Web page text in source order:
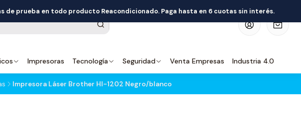
Impresoras Tecnología Seguridad Venta Empresas Industria 4.0
de prueba en todo producto Reacondicionado. Paga hasta en 6 cuotas sin interés.
Impresora Láser Brother Hl-1202 Negro/blanco